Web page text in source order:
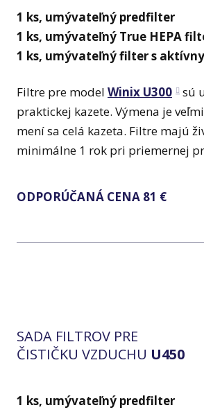
1 ks, umývateľný predfilter
1 ks, umývateľný True HEPA
1 ks, umývateľný filter s
Filtre pre model Winix U300
sú
praktickej kazete. Výmena je
mení sa celá kazeta. Filtre majú
minimálne 1 rok pri priemernej
ODPORÚČANÁ CENA 81 €
SADA FILTROV PRE
ČISTIČKU VZDUCHU U450
1 ks, umývateľný predfilter